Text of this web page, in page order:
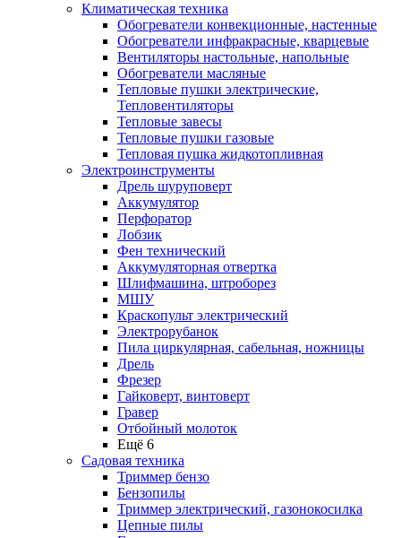
Климатическая техника
Обогреватели конвекционные, настенные
Обогреватели инфракрасные, кварцевые
Вентиляторы настольные, напольные
Обогреватели масляные
Тепловые пушки электрические,
Тепловентиляторы
Тепловые завесы
Тепловые пушки газовые
Тепловая пушка жидкотопливная
Электроинструменты
Дрель шуруповерт
Аккумулятор
Перфоратор
Лобзик
Фен технический
Аккумуляторная отвертка
Шлифмашина, штроборез
МШУ
Краскопульт электрический
Электрорубанок
Пила циркулярная, сабельная, ножницы
Дрель
Фрезер
Гайковерт, винтоверт
Гравер
Отбойный молоток
Ещё 6
Садовая техника
Триммер бензо
Бензопилы
Триммер электрический, газонокосилка
Цепные пилы